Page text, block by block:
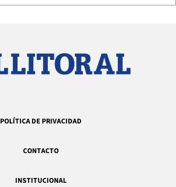
POLÍTICA DE PRIVACIDAD
CONTACTO
INSTITUCIONAL